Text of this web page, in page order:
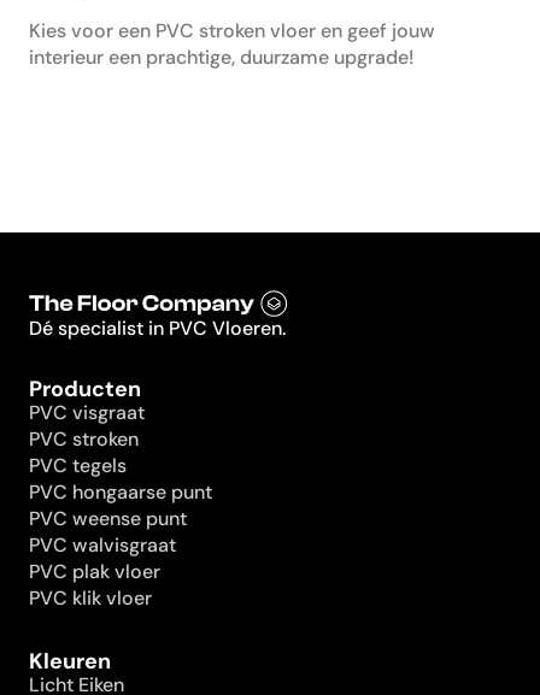
Kies voor een PVC stroken vloer en geef jouw
interieur een prachtige, duurzame upgrade!
Dé specialist in PVC Vloeren.
Producten
PVC visgraat
PVC stroken
PVC tegels
PVC hongaarse punt
PVC weense punt
PVC walvisgraat
PVC plak vloer
PVC klik vloer
Kleuren
Licht Eiken